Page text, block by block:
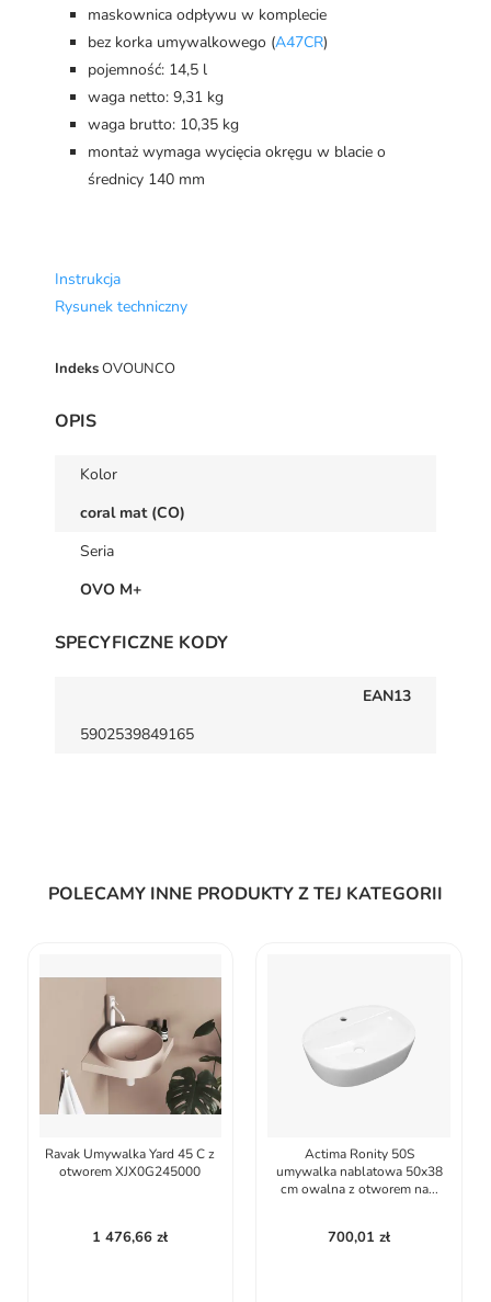
maskownica odpływu w komplecie
bez korka umywalkowego (A47CR)
pojemność: 14,5 l
waga netto: 9,31 kg
waga brutto: 10,35 kg
montaż wymaga wycięcia okręgu w blacie o
średnicy 140 mm
Instrukcja
Rysunek techniczny
IndeksOVOUNCO
OPIS
Kolor
coral mat (CO)
Seria
OVO M+
SPECYFICZNE KODY
EAN13
5902539849165
POLECAMY INNE PRODUKTY Z TEJ KATEGORII
Ravak Umywalka Yard 45 C z
otworem XJX0G245000
1 476,66 zł
Actima Ronity 50S
umywalka nablatowa 50x38
cm owalna z otworem na...
700,01 zł